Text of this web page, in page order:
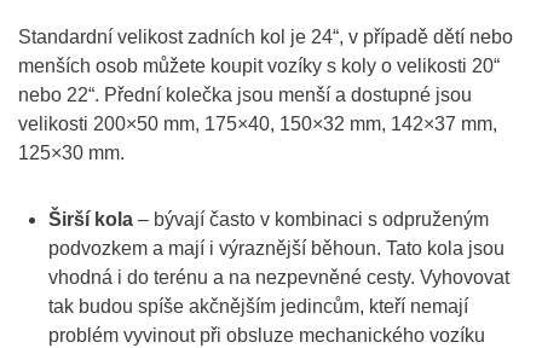
Standardní velikost zadních kol je 24“, v případě dětí nebo
menších osob můžete koupit vozíky s koly o velikosti 20“
nebo 22“. Přední kolečka jsou menší a dostupné jsou
velikosti 200×50 mm, 175×40, 150×32 mm, 142×37 mm,
125×30 mm.
Širší kola – bývají často v kombinaci s odpruženým
podvozkem a mají i výraznější běhoun. Tato kola jsou
vhodná i do terénu a na nezpevněné cesty. Vyhovovat
tak budou spíše akčnějším jedincům, kteří nemají
problém vyvinout při obsluze mechanického vozíku